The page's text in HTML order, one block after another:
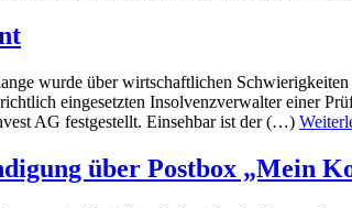
wurde über wirtschaftlichen
eingesetzten Insolvenzverwalter einer
AG festgestellt. Einsehbar ist der (…)
über Postbox „Mein